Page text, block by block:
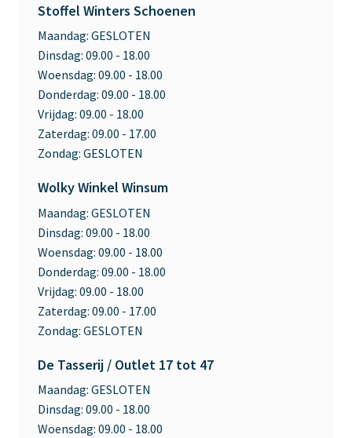
Stoffel Winters Schoenen
Maandag: GESLOTEN
Dinsdag: 09.00 - 18.00
Woensdag: 09.00 - 18.00
Donderdag: 09.00 - 18.00
Vrijdag: 09.00 - 18.00
Zaterdag: 09.00 - 17.00
Zondag: GESLOTEN
Wolky Winkel Winsum
Maandag: GESLOTEN
Dinsdag: 09.00 - 18.00
Woensdag: 09.00 - 18.00
Donderdag: 09.00 - 18.00
Vrijdag: 09.00 - 18.00
Zaterdag: 09.00 - 17.00
Zondag: GESLOTEN
De Tasserij / Outlet 17 tot 47
Maandag: GESLOTEN
Dinsdag: 09.00 - 18.00
Woensdag: 09.00 - 18.00